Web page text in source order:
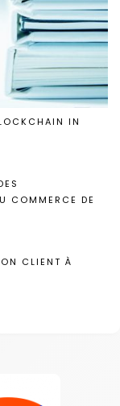
IN
COMMERCE DE
CLIENT À